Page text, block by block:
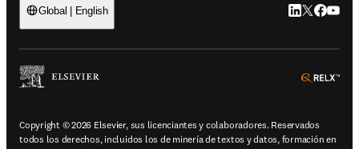
Global | English LinkedIn se
Twitter se
Copyright © 2026 Elsevier, sus licenciantes y colaboradores. Reservados
todos los derechos, incluidos los de minería de textos y datos, formación en